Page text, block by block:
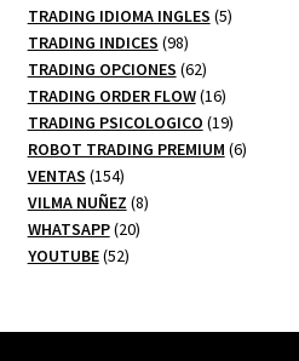
productos
TRADING IDIOMA INGLES 55
TRADING INDICES 9898
productos
TRADING OPCIONES 6262
productos
TRADING ORDER FLOW 1616
productos
TRADING PSICOLOGICO 1919
productos
ROBOT TRADING PREMIUM 66
VENTAS 154154
productos
VILMA NUÑEZ 88
WHATSAPP 2020
YOUTUBE 5252